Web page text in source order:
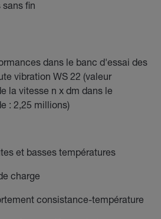
sans fin
dans le banc d'essai des
vibration WS 22 (valeur
la vitesse n x dm dans le
: 2,25 millions)
et basses températures
charge
consistance-température